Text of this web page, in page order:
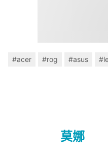
#acer #rog #asus
莫娜